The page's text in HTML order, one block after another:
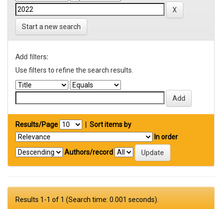
Start a new search
Add filters:
Use filters to refine the search results.
Results/Page
Sort items by
In order
Authors/record
Results 1-1 of 1 (Search time: 0.001 seconds).